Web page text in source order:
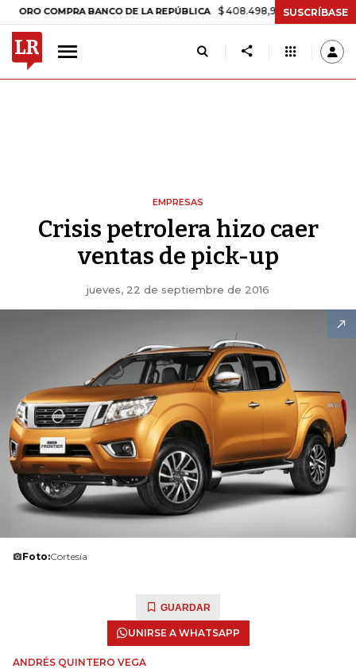
BANCO DE LA REPÚBLICA $ 408.498,97 +$ 8.753,81 +2,19%
SUSCRÍBASE
EMPRESAS
Crisis petrolera hizo caer
ventas de pick-up
jueves, 22 de septiembre de 2016
Foto:Cortesía
GUARDAR
UNIRSE A WHATSAPP
ANDRÉS QUINTERO VEGA